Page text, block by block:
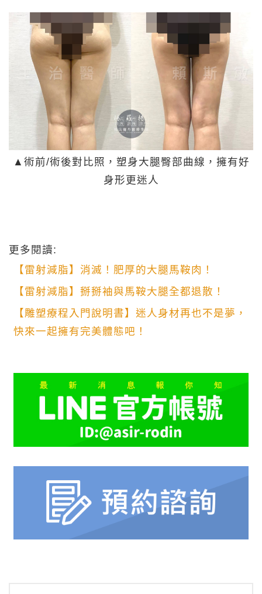
▲術前/術後對比照，塑身大腿臀部曲線，擁有好
身形更迷人
更多閱讀:
【雷射減脂】消滅！肥厚的大腿馬鞍肉！
【雷射減脂】掰掰袖與馬鞍大腿全都退散！
【雕塑療程入門說明書】迷人身材再也不是夢，
快來一起擁有完美體態吧！